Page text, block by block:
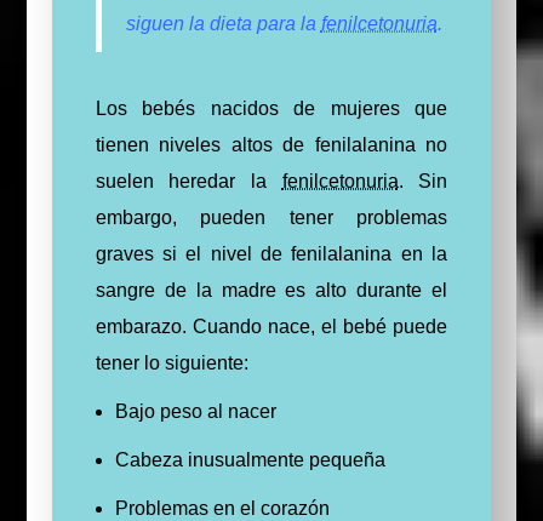
siguen la dieta para la fenilcetonuria.
Los bebés nacidos de mujeres que
tienen niveles altos de fenilalanina no
suelen heredar la fenilcetonuria. Sin
embargo, pueden tener problemas
graves si el nivel de fenilalanina en la
sangre de la madre es alto durante el
embarazo. Cuando nace, el bebé puede
tener lo siguiente:
Bajo peso al nacer
Cabeza inusualmente pequeña
Problemas en el corazón